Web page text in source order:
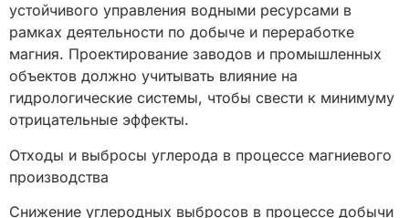
устойчивого управления водными ресурсами в
рамках деятельности по добыче и переработке
магния. Проектирование заводов и промышленных
объектов должно учитывать влияние на
гидрологические системы, чтобы свести к минимуму
отрицательные эффекты.
Отходы и выбросы углерода в процессе магниевого
производства
Снижение углеродных выбросов в процессе добычи